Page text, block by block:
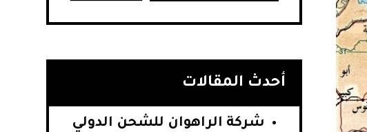
أحدث المقالات
شركة الراهوان للشحن الدولي